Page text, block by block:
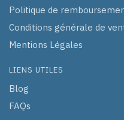
Politique de
Conditions générale de
Mentions Légales
LIENS UTILES
Blog
FAQs